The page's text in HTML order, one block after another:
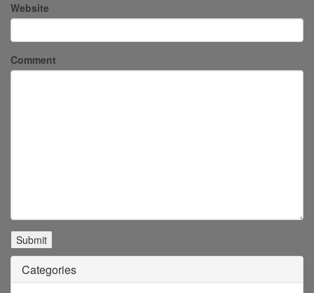
Website
Comment
Categories